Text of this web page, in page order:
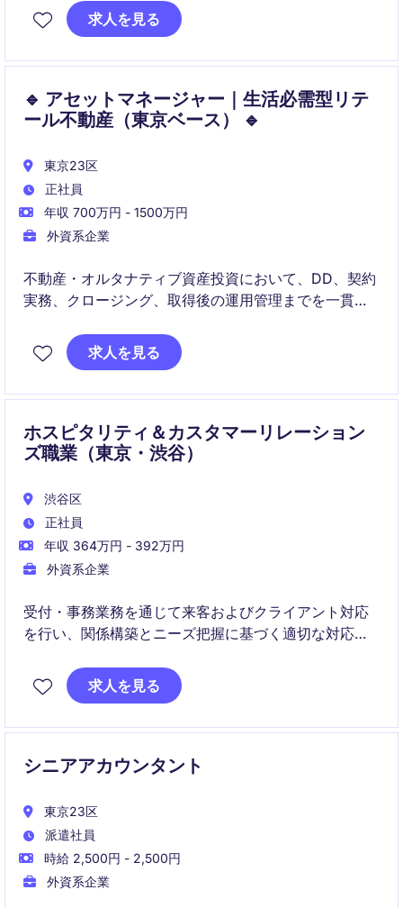
シフトしたい方にも適した成長ポジションです。
求人を見る
🔹 アセットマネージャー｜生活必需型リテ
ール不動産（東京ベース） 🔹
東京23区
正社員
年収 700万円 - 1500万円
外資系企業
不動産・オルタナティブ資産投資において、DD、契約
実務、クロージング、取得後の運用管理までを一貫し
けレポーティングや売却・リファイナンス支援を通じ
て、ファンド運営の中核を担っていただきます。
求人を見る
ホスピタリティ＆カスタマーリレーション
ズ職業（東京・渋谷）
渋谷区
正社員
年収 364万円 - 392万円
外資系企業
受付・事務業務を通じて来客およびクライアント対応
を行い、関係構築とニーズ把握に基づく適切な対応や
上に貢献。求人を見る
シニアアカウンタント
東京23区
派遣社員
時給 2,500円 - 2,500円
外資系企業